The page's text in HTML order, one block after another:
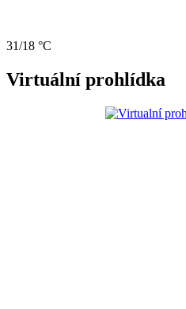
31/18 °C
Virtuální prohlídka